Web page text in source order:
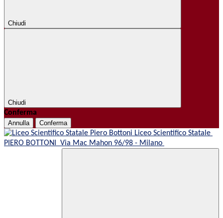
Chiudi
Chiudi
Conferma
Annulla Conferma
Liceo Scientifico Statale
PIERO BOTTONI Via Mac Mahon 96/98 - Milano